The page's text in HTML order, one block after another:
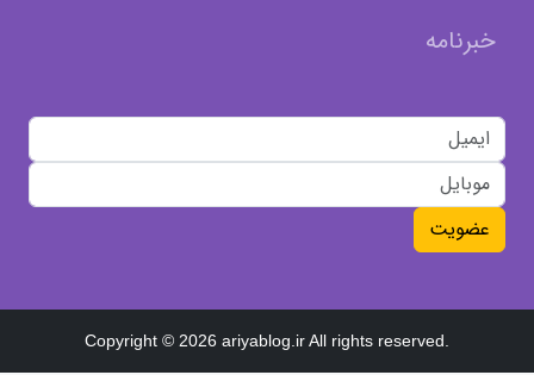
خبرنامه
عضویت
Copyright © 2026 ariyablog.ir All rights reserved.